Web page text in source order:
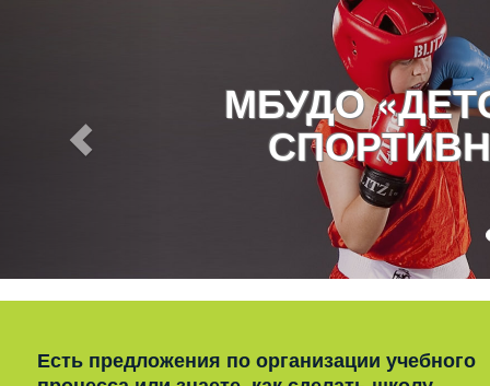
МБУДО
Есть предложения по организации учебного